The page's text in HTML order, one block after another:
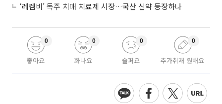
‘레켐비’ 독주 치매 치료제 시장…국산 신약 등장하나
좋아요
0
화나요
0
슬퍼요
0
추가취재 원해요
0